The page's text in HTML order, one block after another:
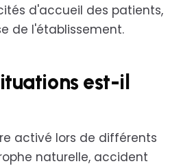
d'accueil des patients,
de l'établissement.
est-il
activé lors de différents
naturelle, accident